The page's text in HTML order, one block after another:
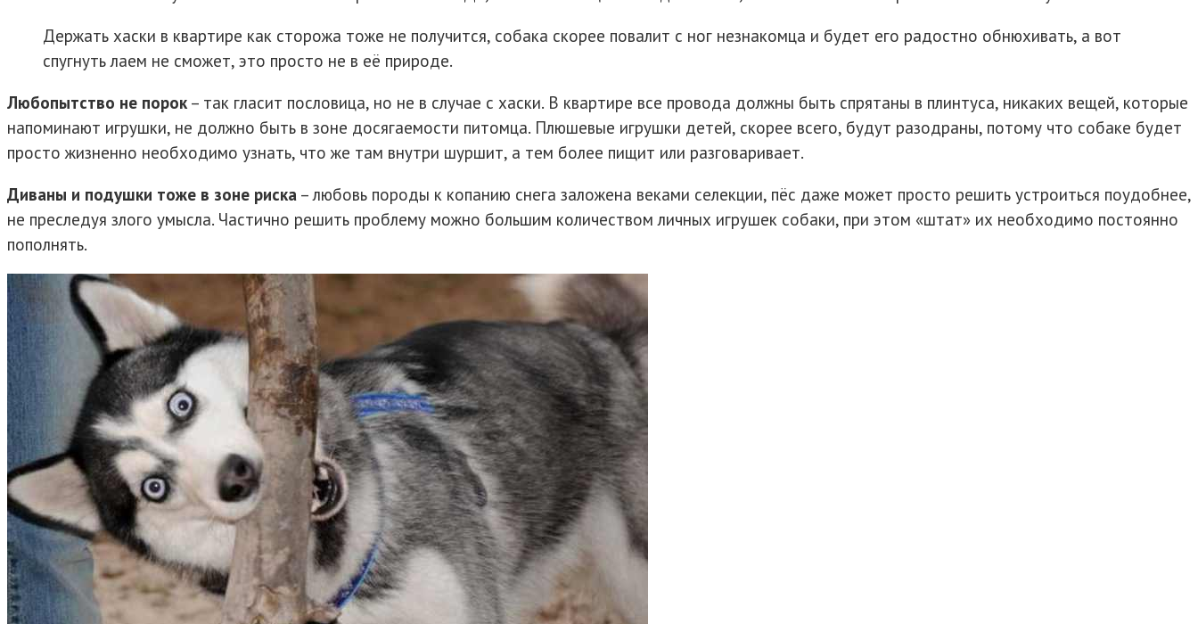
Держать хаски в квартире как сторожа тоже не получится, собака скорее повалит с ног незнакомца и будет его радостно обнюхивать, а вот
спугнуть лаем не сможет, это просто не в её природе.
Любопытство не порок– так гласит пословица, но не в случае с хаски. В квартире все провода должны быть спрятаны в плинтуса, никаких вещей, которые
напоминают игрушки, не должно быть в зоне досягаемости питомца. Плюшевые игрушки детей, скорее всего, будут разодраны, потому что собаке будет
просто жизненно необходимо узнать, что же там внутри шуршит, а тем более пищит или разговаривает.
Диваны и подушки тоже в зоне риска – любовь породы к копанию снега заложена веками селекции, пёс даже может просто решить устроиться поудобнее,
не преследуя злого умысла. Частично решить проблему можно большим количеством личных игрушек собаки, при этом «штат» их необходимо постоянно
пополнять.